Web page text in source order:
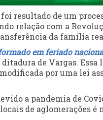
resultado de um
relação com a
da família
em feriado
de Vargas.
por uma lei
a pandemia de
de aglomerações é